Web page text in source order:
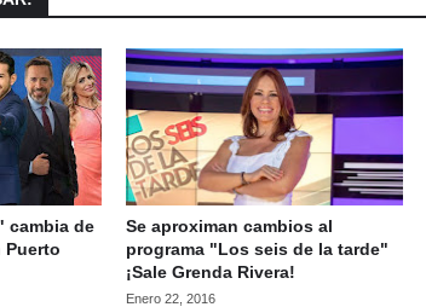
cambia de
Puerto
Se aproximan cambios al
programa "Los seis de la tarde"
¡Sale Grenda Rivera!
Enero 22, 2016